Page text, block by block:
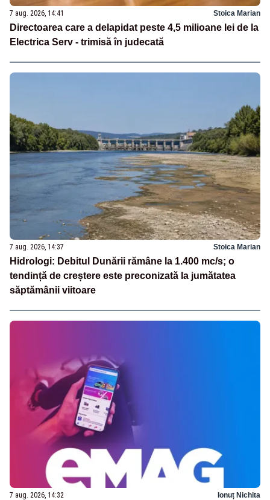
7 aug. 2026, 14:41 Stoica Marian
Directoarea care a delapidat peste 4,5 milioane lei de la
Electrica Serv - trimisă în judecată
7 aug. 2026, 14:37 Stoica Marian
Hidrologi: Debitul Dunării rămâne la 1.400 mc/s; o
tendință de creștere este preconizată la jumătatea
săptămânii viitoare
7 aug. 2026, 14:32 Ionuț Nichita